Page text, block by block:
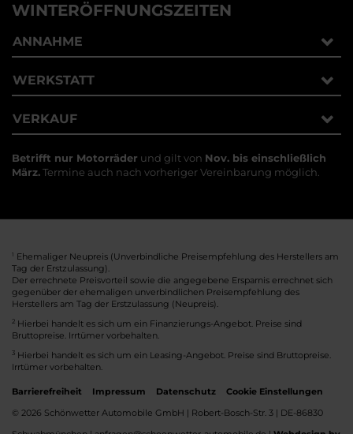
WINTERÖFFNUNGSZEITEN
ANNAHME
WERKSTATT
VERKAUF
Betrifft nur Motorräder und gilt von Nov. bis einschließlich
März.Termine auch nach vorheriger Vereinbarung möglich.
1 Ehemaliger Neupreis (Unverbindliche Preisempfehlung des Herstellers am
Tag der Erstzulassung).
Der errechnete Preisvorteil sowie die angegebene Ersparnis errechnet sich
gegenüber der ehemaligen unverbindlichen Preisempfehlung des
Herstellers am Tag der Erstzulassung (Neupreis).
2 Hierbei handelt es sich um ein Finanzierungs-Angebot. Preise sind
Bruttopreise. Irrtümer vorbehalten.
3 Hierbei handelt es sich um ein Leasing-Angebot. Preise sind Bruttopreise.
Irrtümer vorbehalten.
Barrierefreiheit Impressum Datenschutz
Cookie Einstellungen
© 2026 Schönwetter Automobile GmbH | Robert-Bosch-Str. 3 | DE-86830